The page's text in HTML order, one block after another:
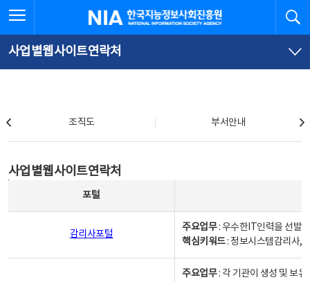
문
로
가
체
뉴
바
가
한국지능정보사회진흥원
사업별웹사이트연락처
조직도 부서안내
사업별웹사이트연락처
포털
감리사포털
주요업무: 우수한IT인력을 선발
핵심키워드: 정보시스템감리사,
주요업무: 각 기관이 생성 및 보